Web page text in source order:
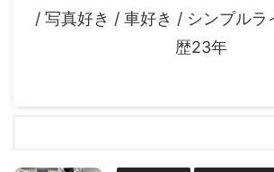
/ 写真好き / 車好き / シンプルラ
歴23年